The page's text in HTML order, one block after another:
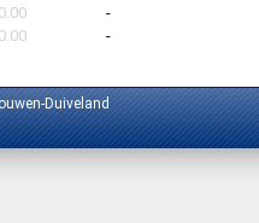
0.00
-
0.00
-
Duiveland